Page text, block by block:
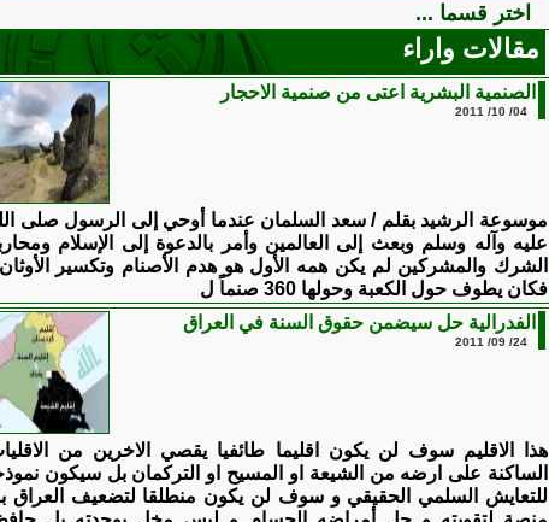
اختر قسما ...
مقالات واراء
الصنمية البشرية اعتى من صنمية الاحجار
04/ 10/ 2011
موسوعة الرشيد بقلم / سعد السلمان عندما أوحي إلى الرسول صلى
عليه وآله وسلم وبعث إلى العالمين وأمر بالدعوة إلى الإسلام
الشرك والمشركين لم يكن همه الأول هو هدم الأصنام وتكسير
فكان يطوف حول الكعبة وحولها 360 صنماً ل
الفدرالية حل سيضمن حقوق السنة في العراق
24/ 09/ 2011
هذا الاقليم سوف لن يكون اقليما طائفيا يقصي الاخرين من
الساكنة على ارضه من الشيعة او المسيح او التركمان بل سيكون
للتعايش السلمي الحقيقي و سوف لن يكون منطلقا لتضعيف العراق